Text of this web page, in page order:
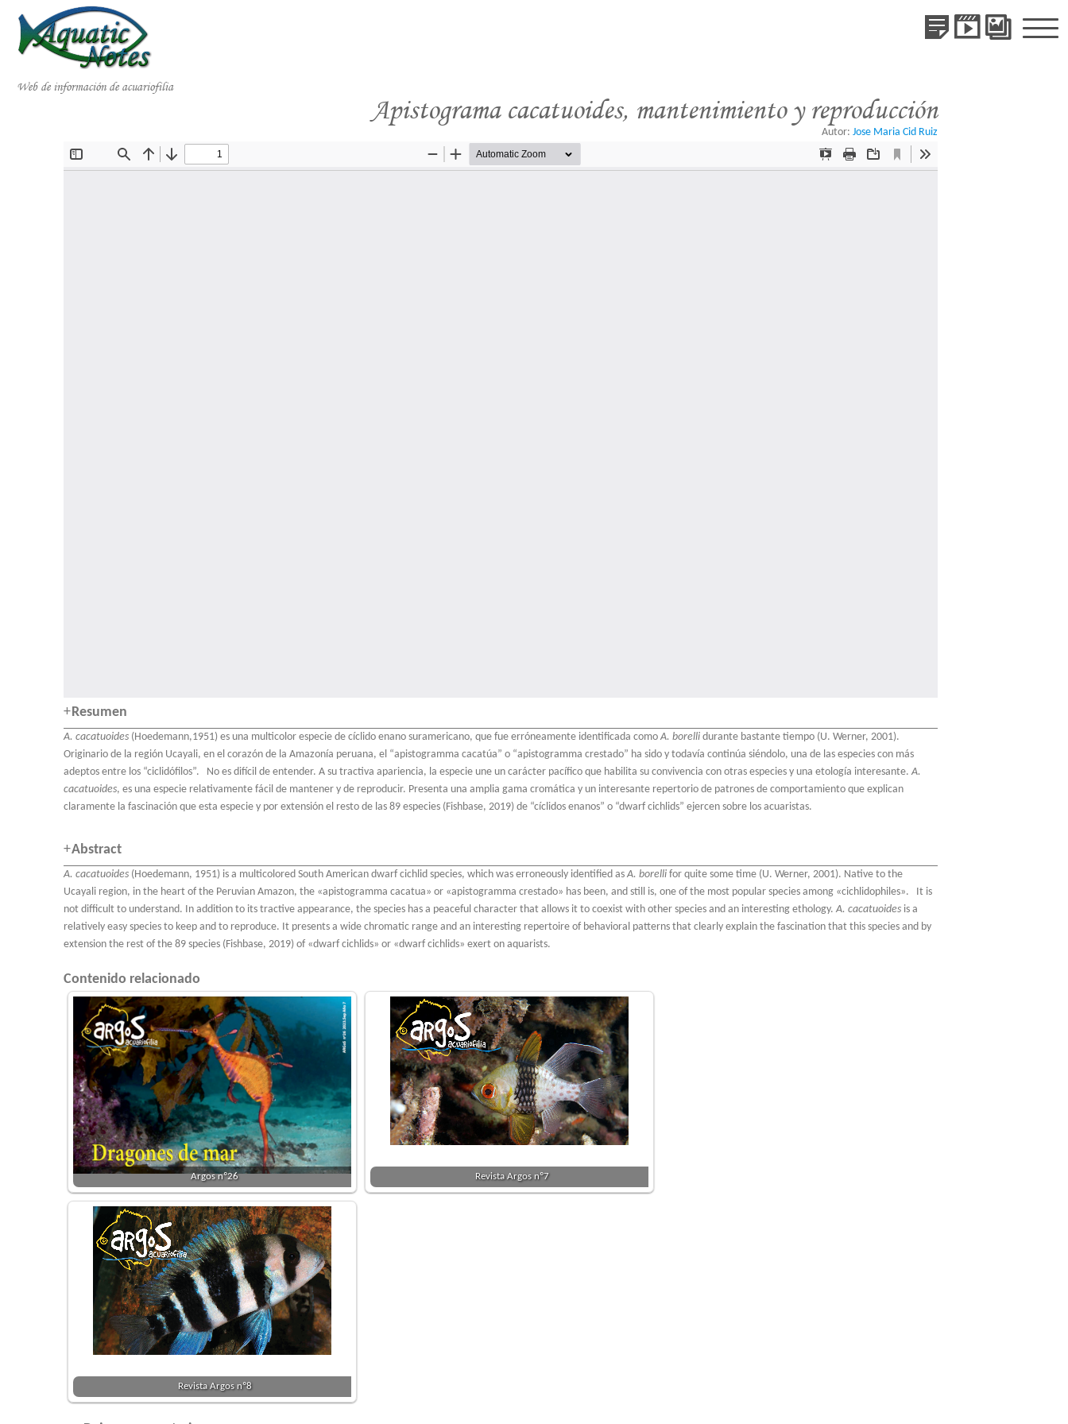
Inicio
Publicaciones
Videos
Web de información de acuariofilia
Publicaciones
VideosGalería
Apistograma cacatuoides, mantenimiento y reproducción
Autor: Jose Maria Cid Ruiz
Resumen
A. cacatuoides (Hoedemann,1951) es una multicolor especie de cíclido enano suramericano, que fue erróneamente identificada como A. borelli durante bastante tiempo (U. Werner, 2001).
Originario de la región Ucayali, en el corazón de la Amazonía peruana, el “apistogramma cacatúa” o “apistogramma crestado” ha sido y todavía continúa siéndolo, una de las especies con más
adeptos entre los “ciclidófilos”. No es difícil de entender. A su tractiva apariencia, la especie une un carácter pacífico que habilita su convivencia con otras especies y una etología interesante. A.
cacatuoides, es una especie relativamente fácil de mantener y de reproducir. Presenta una amplia gama cromática y un interesante repertorio de patrones de comportamiento que explican
claramente la fascinación que esta especie y por extensión el resto de las 89 especies (Fishbase, 2019) de “cíclidos enanos” o “dwarf cichlids” ejercen sobre los acuaristas.
Abstract
A. cacatuoides (Hoedemann, 1951) is a multicolored South American dwarf cichlid species, which was erroneously identified as A. borelli for quite some time (U. Werner, 2001). Native to the
Ucayali region, in the heart of the Peruvian Amazon, the «apistogramma cacatua» or «apistogramma crestado» has been, and still is, one of the most popular species among «cichlidophiles». It is
not difficult to understand. In addition to its tractive appearance, the species has a peaceful character that allows it to coexist with other species and an interesting ethology. A. cacatuoides is a
relatively easy species to keep and to reproduce. It presents a wide chromatic range and an interesting repertoire of behavioral patterns that clearly explain the fascination that this species and by
extension the rest of the 89 species (Fishbase, 2019) of «dwarf cichlids» or «dwarf cichlids» exert on aquarists.
Contenido relacionado
Argos nº26 Revista Argos nº7
Revista Argos nº8